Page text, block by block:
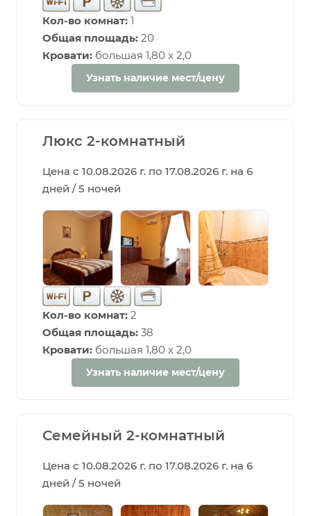
Кол-во комнат: 1
Общая площадь: 20
Кровати: большая 1,80 х 2,0
Узнать наличие мест/цену
Люкс 2-комнатный
Цена с 10.08.2026 г. по 17.08.2026 г. на 6
дней / 5 ночей
Кол-во комнат: 2
Общая площадь: 38
Кровати: большая 1,80 х 2,0
Узнать наличие мест/цену
Семейный 2-комнатный
Цена с 10.08.2026 г. по 17.08.2026 г. на 6
дней / 5 ночей